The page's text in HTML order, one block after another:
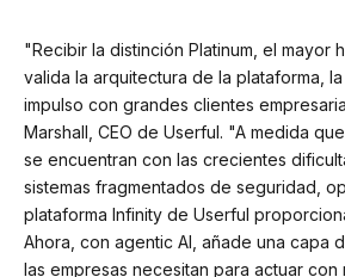
"Recibir la distinción Platinum, el mayor
valida la arquitectura de la plataforma,
impulso con grandes clientes
Marshall, CEO de Userful. "A medida
se encuentran con las crecientes
sistemas fragmentados de seguridad,
plataforma Infinity de Userful
Ahora, con agentic AI, añade una capa
las empresas necesitan para actuar